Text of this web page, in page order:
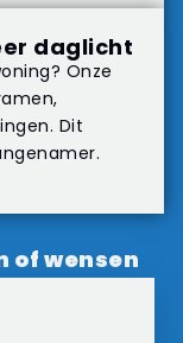
daglicht
Onze
Dit
of wensen
en